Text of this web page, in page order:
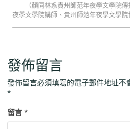
（顏同林系貴州師范年夜學文學院
夜學文學院講師、貴州師范年夜學文學院
發佈留言
發佈留言必須填寫的電子郵件地址不
*
留言 *